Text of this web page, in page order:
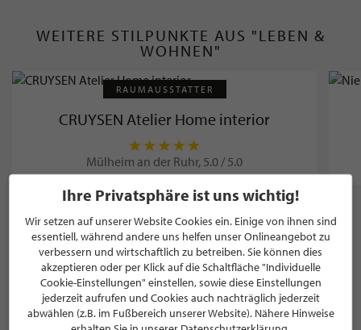
WEITERE STILPUNKTE AUS "LEBEN &
WOHNEN"
RAUMAUSSTATTER
CRUYSEN Atelier Home interior
Mülheim an der Ruhr, 5.0 / 5.0
NEWSLETTER
Bleiben Sie immer UP TO DATE! Melden Sie sich jetzt für
unseren STILPUNKTE®-Newsletter an und profitieren Sie
von exklusiven Neuigkeiten, TrendsundAngeboten
Ihre Privatsphäre ist uns wichtig!
Wir setzen auf unserer Website Cookies ein. Einige von ihnen sind
essentiell, während andere uns helfen unser Onlineangebot zu
verbessern und wirtschaftlich zu betreiben. Sie können dies
akzeptieren oder per Klick auf die Schaltfläche "Individuelle
Cookie-Einstellungen" einstellen, sowie diese Einstellungen
jederzeit aufrufen und Cookies auch nachträglich jederzeit
abwählen (z.B. im Fußbereich unserer Website). Nähere Hinweise